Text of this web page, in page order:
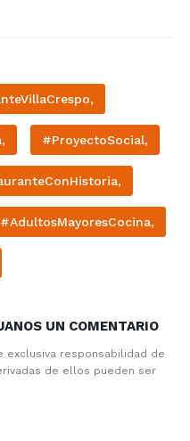
#ProyectoSocial,
#AdultosMayoresCocina,
UN COMENTARIO
exclusiva responsabilidad de
de ellos pueden ser